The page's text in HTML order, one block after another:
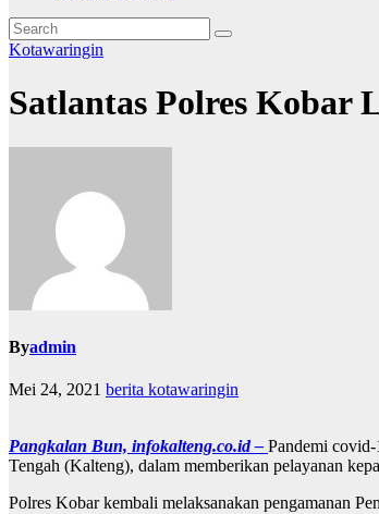
Kotawaringin
Satlantas Polres Kobar
Byadmin
Mei 24, 2021 berita kotawaringin
Pangkalan Bun, infokalteng.co.id – Pandemi
Tengah (Kalteng), dalam memberikan pelayanan
Polres Kobar kembali melaksanakan pengamanan